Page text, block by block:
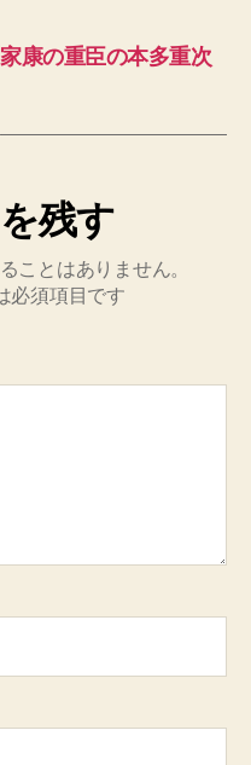
康の重臣の本多重次
残す
ことはありません。
必須項目です